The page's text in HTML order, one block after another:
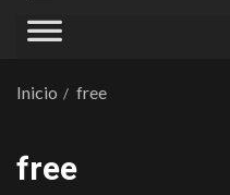
Inicio free
free